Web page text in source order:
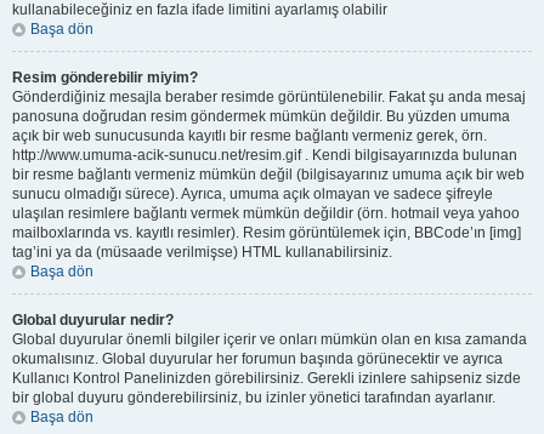
kullanabileceğiniz en fazla ifade limitini ayarlamış olabilir
Başa dön
Resim gönderebilir miyim?
Gönderdiğiniz mesajla beraber resimde görüntülenebilir. Fakat şu anda mesaj
panosuna doğrudan resim göndermek mümkün değildir. Bu yüzden umuma
açık bir web sunucusunda kayıtlı bir resme bağlantı vermeniz gerek, örn.
http://www.umuma-acik-sunucu.net/resim.gif . Kendi bilgisayarınızda bulunan
bir resme bağlantı vermeniz mümkün değil (bilgisayarınız umuma açık bir web
sunucu olmadığı sürece). Ayrıca, umuma açık olmayan ve sadece şifreyle
ulaşılan resimlere bağlantı vermek mümkün değildir (örn. hotmail veya yahoo
mailboxlarında vs. kayıtlı resimler). Resim görüntülemek için, BBCode’ın [img]
tag’ini ya da (müsaade verilmişse) HTML kullanabilirsiniz.
Başa dön
Global duyurular nedir?
Global duyurular önemli bilgiler içerir ve onları mümkün olan en kısa zamanda
okumalısınız. Global duyurular her forumun başında görünecektir ve ayrıca
Kullanıcı Kontrol Panelinizden görebilirsiniz. Gerekli izinlere sahipseniz sizde
bir global duyuru gönderebilirsiniz, bu izinler yönetici tarafından ayarlanır.
Başa dön